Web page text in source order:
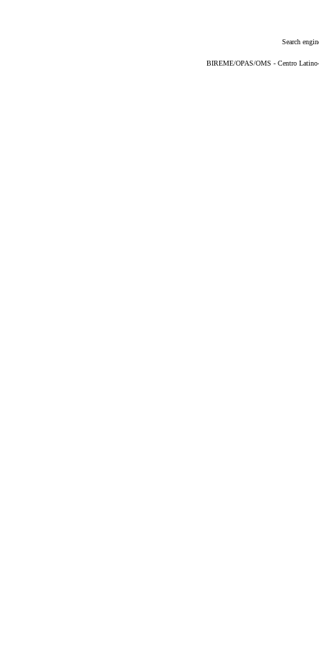
Search
BIREME/OPAS/OMS - Centro Latino-